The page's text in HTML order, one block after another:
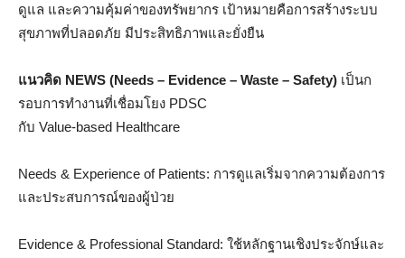
ดูแล และความคุ้มค่าของทรัพยากร เป้าหมายคือการสร้างระบบ
สุขภาพที่ปลอดภัย มีประสิทธิภาพและยั่งยืน
แนวคิด NEWS (Needs – Evidence – Waste – Safety) เป็นก
รอบการทำงานที่เชื่อมโยง PDSC
กับ Value-based Healthcare
Needs & Experience of Patients: การดูแลเริ่มจากความต้องการ
และประสบการณ์ของผู้ป่วย
Evidence & Professional Standard: ใช้หลักฐานเชิงประจักษ์และ